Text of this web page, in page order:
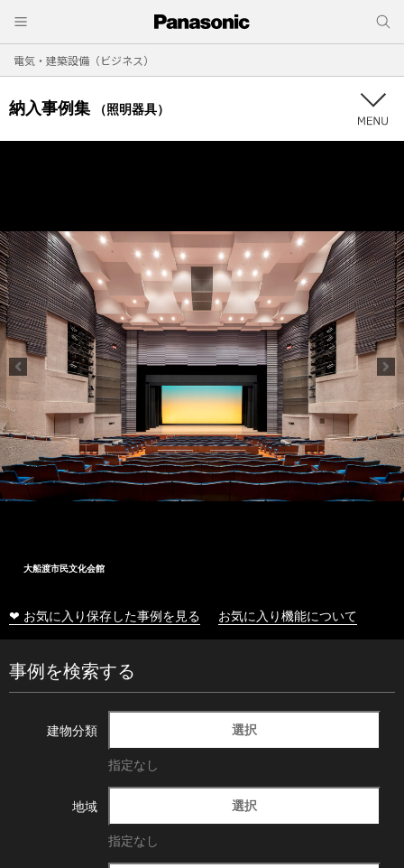
電気・建築設備（ビジネス）
納入事例集 （照明器具）
大船渡市民文化会館
❤ お気に入り保存した事例を見る お気に入り機能について
事例を検索する
建物分類 選択
指定なし
地域 選択
指定なし